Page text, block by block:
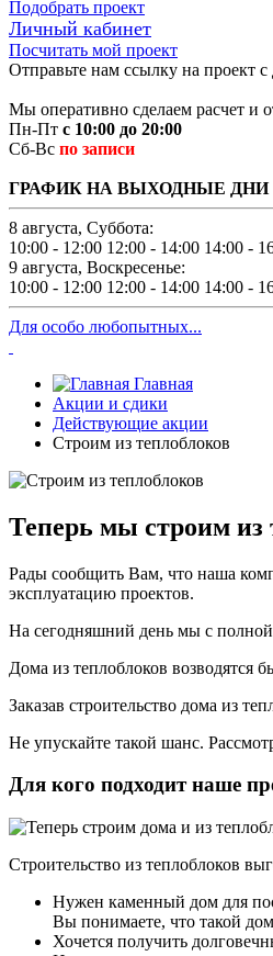
Подобрать проект
Личный кабинет
Посчитать мой проект
Отправьте нам ссылку на проект
Мы оперативно сделаем расчет и
Пн-Пт с 10:00 до 20:00
Сб-Вс по записи
ГРАФИК НА ВЫХОДНЫЕ ДНИ
8 августа, Суббота:
10:00 - 12:00 12:00 - 14:00 14:00 -
9 августа, Воскресенье:
10:00 - 12:00 12:00 - 14:00 14:00 -
Для особо любопытных...
Главная
Акции и сдики
Действующие акции
Строим из теплоблоков
Теперь мы строим из
Рады сообщить Вам, что наша
эксплуатацию проектов.
На сегодняшний день мы с полной
Дома из теплоблоков возводятся
Заказав строительство дома из
Не упускайте такой шанс.
Для кого подходит наше
Строительство из теплоблоков
Нужен каменный дом для
Вы понимаете, что такой
Хочется получить